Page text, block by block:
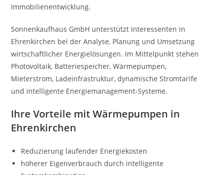
Immobilienentwicklung.
Sonnenkaufhaus GmbH unterstützt Interessenten in
Ehrenkirchen bei der Analyse, Planung und Umsetzung
wirtschaftlicher Energielösungen. Im Mittelpunkt stehen
Photovoltaik, Batteriespeicher, Wärmepumpen,
Mieterstrom, Ladeinfrastruktur, dynamische Stromtarife
und intelligente Energiemanagement-Systeme.
Ihre Vorteile mit Wärmepumpen in
Ehrenkirchen
Reduzierung laufender Energiekosten
höherer Eigenverbrauch durch intelligente